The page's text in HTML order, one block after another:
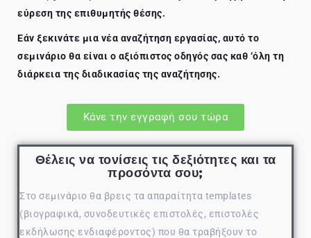
εύρεση της επιθυμητής θέσης.
Εάν ξεκινάτε μια νέα αναζήτηση εργασίας, αυτό το
σεμινάριο θα είναι ο αξιόπιστος οδηγός σας καθ ‘όλη τη
διάρκεια της διαδικασίας της αναζήτησης.
Κάνε την εγγραφή σου τώρα
Θέλεις να τονίσεις τις δεξιότητες και τα
προσόντα σου;
Στο σεμινάριο θα βρεις τα απαραίτητα templates
(βιογραφικά, συνοδευτικές επιστολές, επιστολές
εκδήλωσης ενδιαφέροντος) που θα τραβήξουν το